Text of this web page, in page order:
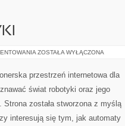
NOWINKI
ROBOTYKI
ZOSTAŁA WYŁĄCZONA
przestrzeń internetowa dla
świat robotyki oraz jego
Strona została stworzona z myślą
interesują się tym, jak automaty